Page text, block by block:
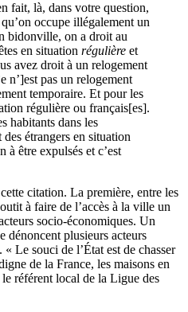
fait, là, dans votre question,
occupe illégalement un
bidonville, on a droit au
en situation régulière et
avez droit à un relogement
n’]est pas un relogement
temporaire. Et pour les
régulière ou français[es].
habitants dans les
étrangers en situation
être expulsés et c’est
citation. La première, entre les
à faire de l’accès à la ville un
socio-économiques. Un
dénoncent plusieurs acteurs
Le souci de l’État est de chasser
de la France, les maisons en
référent local de la Ligue des